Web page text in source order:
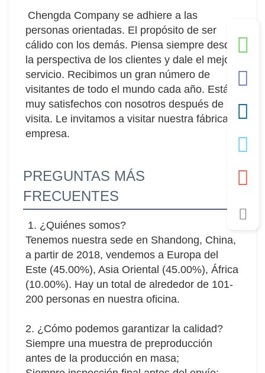
Chengda Company se adhiere a las
personas orientadas. El propósito de ser
cálido con los demás. Piensa siempre desde
la perspectiva de los clientes y dale el mejor
servicio. Recibimos un gran número de
visitantes de todo el mundo cada año. Están
muy satisfechos con nosotros después de la
visita. Le invitamos a visitar nuestra fábrica y
empresa.
PREGUNTAS MÁS
FRECUENTES
1. ¿Quiénes somos?
Tenemos nuestra sede en Shandong, China,
a partir de 2018, vendemos a Europa del
Este (45.00%), Asia Oriental (45.00%), África
(10.00%). Hay un total de alrededor de 101-
200 personas en nuestra oficina.
2. ¿Cómo podemos garantizar la calidad?
Siempre una muestra de preproducción
antes de la producción en masa;